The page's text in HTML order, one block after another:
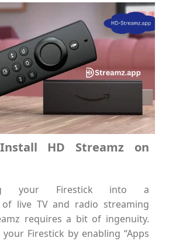
HD Streamz on
your Firestick into a
of live TV and radio streaming
requires a bit of ingenuity.
Firestick by enabling “Apps